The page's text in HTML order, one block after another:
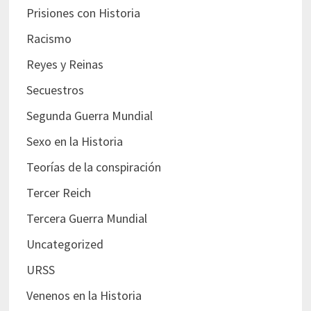
Prisiones con Historia
Racismo
Reyes y Reinas
Secuestros
Segunda Guerra Mundial
Sexo en la Historia
Teorías de la conspiración
Tercer Reich
Tercera Guerra Mundial
Uncategorized
URSS
Venenos en la Historia